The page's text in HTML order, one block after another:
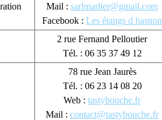
Mail : sarlmarlier@gmail.com
Facebook : Les étangs d hasnon
2 rue Fernand Pelloutier
Tél. : 06 35 37 49 12
78 rue Jean Jaurès
Tél. : 06 23 14 08 20
Web : tastybouche.fr
Mail : contact@tastybouche.fr